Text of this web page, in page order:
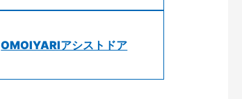
OMOIYARIアシストドア